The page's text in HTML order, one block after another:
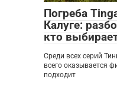
Погреба
Калуге:
кто
Среди всех серий
всего оказывается
подходит